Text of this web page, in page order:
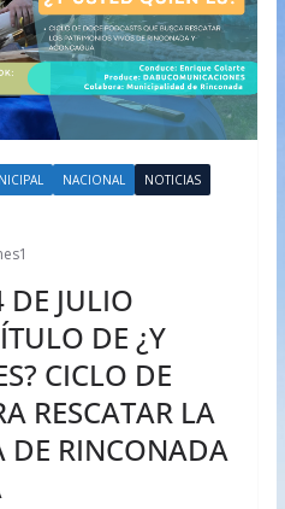
NACIONAL
NOTICIAS
DE JULIO
DE ¿Y
CICLO DE
RESCATAR LA
DE RINCONADA